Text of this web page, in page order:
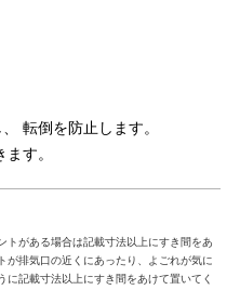
転倒を防止します。
す。
トがある場合は記載寸法以上にすき間をあ
が排気口の近くにあったり、よごれが気に
記載寸法以上にすき間をあけて置いてく